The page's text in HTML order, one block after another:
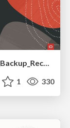
OracleTechnologyNight101_Oracle_Backup_Recovery_Strategy_from_REDO_UNDO
1 330